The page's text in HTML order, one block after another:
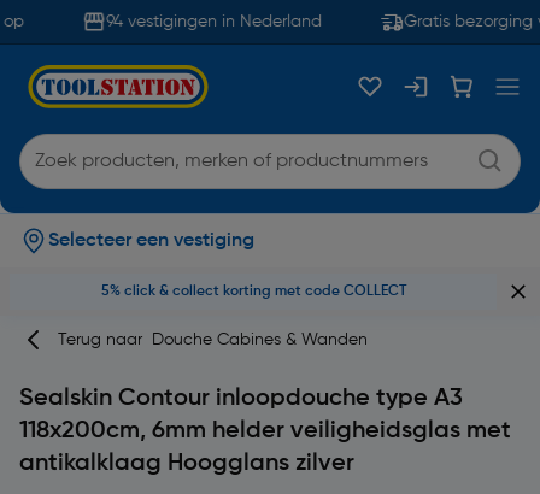
94 vestigingen in Nederland Gratis bezorging
Selecteer een vestiging
5% click & collect korting met code COLLECT
Terug naar Douche Cabines & Wanden
Sealskin Contour inloopdouche type A3
118x200cm, 6mm helder veiligheidsglas met
antikalklaag Hoogglans zilver